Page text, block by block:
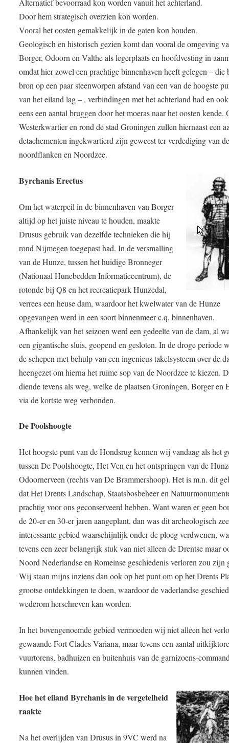
Alternatief bevoorraad kon worden vanuit het achterland.
Door hem strategisch overzien kon worden.
Vooral het oosten gemakkelijk in de gaten kon houden.
Geologisch en historisch gezien komt dan vooral de omgeving
Borger, Odoorn en Valthe als legerplaats en hoofdvesting in
omdat hier zowel een prachtige binnenhaven heeft gelegen – die
bron op een paar steenworpen afstand van een van de hoogste
van het eiland lag – , verbindingen met het achterland had en
eens een aantal bruggen door het moeras naar het oosten kende.
Westerkwartier en rond de stad Groningen zullen hiernaast een
detachementen ingekwartierd zijn geweest ter verdediging van
noordflanken en Noordzee.
Byrchanis Erectus
Om het waterpeil in de binnenhaven van Borger
altijd op het juiste niveau te houden, maakte
Drusus gebruik van dezelfde technieken die hij
rond Nijmegen toegepast had. In de versmalling
van de Hunze, tussen het huidige Bronneger
(Nationaal Hunebedden Informatiecentrum), de
rotonde bij Q8 en het recreatiepark Hunzedal,
verrees een heuse dam, waardoor het kwelwater van de Hunze
opgevangen werd in een soort binnenmeer c.q. binnenhaven.
Afhankelijk van het seizoen werd een gedeelte van de dam, al
een gigantische sluis, geopend en gesloten. In de droge periode
de schepen met behulp van een ingenieus takelsysteem over de
heengezet om hierna het ruime sop van de Noordzee te kiezen.
diende tevens als weg, welke de plaatsen Groningen, Borger en
via de kortste weg verbonden.
De Poolshoogte
Het hoogste punt van de Hondsrug kennen wij vandaag als het
tussen De Poolshoogte, Het Ven en het ontspringen van de
Odoornerveen (rechts van De Brammershoop). Het is m.n. dit
dat Het Drents Landschap, Staatsbosbeheer en
prachtig voor ons geconserveerd hebben. Want waren er geen
de 20-er en 30-er jaren aangeplant, dan was dit archeologisch
interessante gebied waarschijnlijk onder de ploeg verdwenen,
tevens een zeer belangrijk stuk van niet alleen de Drentse maar
Noord Nederlandse en Romeinse geschiedenis verloren zou zijn
Wij staan mijns inziens dan ook op het punt om op het Drents
grootse ontdekkingen te doen, waardoor de vaderlandse
wederom herschreven kan worden.
In het bovengenoemde gebied vermoeden wij niet alleen het
gewaande Fort Clades Variana, maar tevens een aantal
vuurtorens, badhuizen en buitenhuis van de garnizoens-
kunnen vinden.
Hoe het eiland Byrchanis in de vergetelheid
raakte
Na het overlijden van Drusus in 9VC werd na